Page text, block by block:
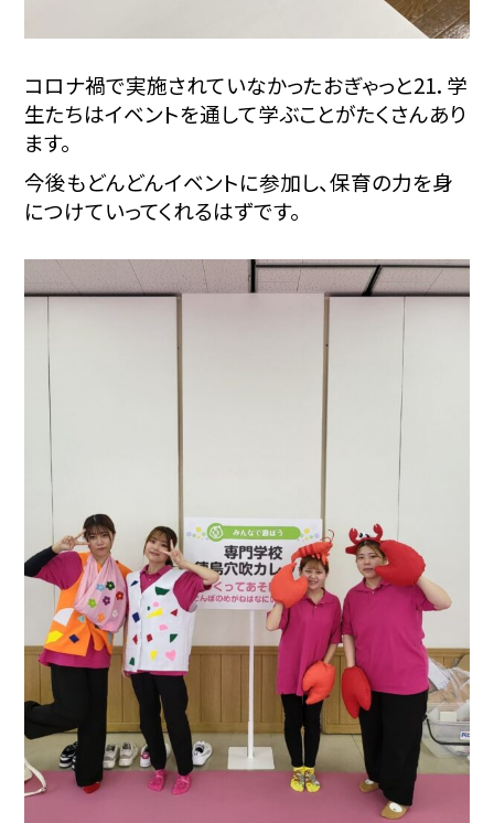
コロナ禍で実施されていなかったおぎゃっと21．学
生たちはイベントを通して学ぶことがたくさんあり
ます。
今後もどんどんイベントに参加し、保育の力を身
につけていってくれるはずです。